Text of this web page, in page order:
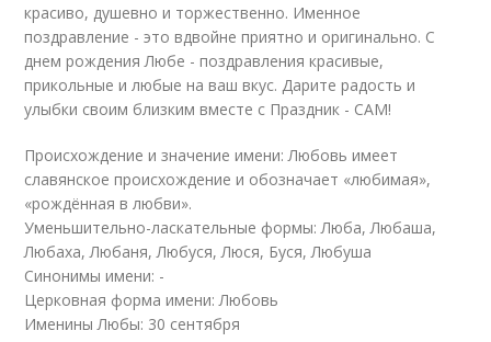
красиво, душевно и торжественно. Именное
поздравление - это вдвойне приятно и оригинально. С
днем рождения Любе - поздравления красивые,
прикольные и любые на ваш вкус. Дарите радость и
улыбки своим близким вместе с Праздник - САМ!
Происхождение и значение имени: Любовь имеет
славянское происхождение и обозначает «любимая»,
«рождённая в любви».
Уменьшительно-ласкательные формы: Люба, Любаша,
Любаха, Любаня, Любуся, Люся, Буся, Любуша
Синонимы имени: -
Церковная форма имени: Любовь
Именины Любы: 30 сентября